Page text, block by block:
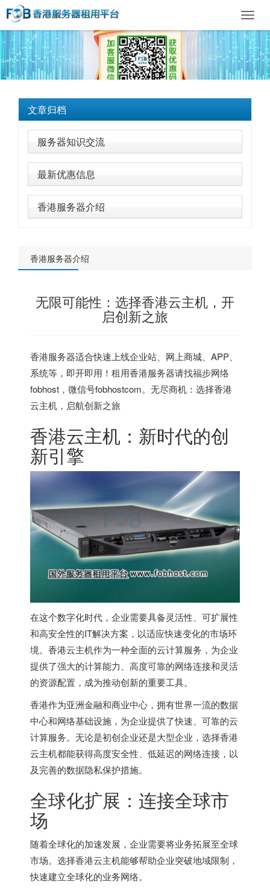
文章归档
服务器知识交流
最新优惠信息
香港服务器介绍
香港服务器介绍
无限可能性：选择香港云主机，开
启创新之旅
香港服务器适合快速上线企业站、网上商城、APP、
系统等，即开即用！租用香港服务器请找福步网络
fobhost，微信号fobhostcom。无尽商机：选择香港
云主机，启航创新之旅
香港云主机 ：新时代的创
新引擎
在这个数字化时代，企业需要具备灵活性、可扩展性
和高安全性的IT解决方案，以适应快速变化的市场环
境。香港云主机作为一种全面的云计算服务，为企业
提供了强大的计算能力、高度可靠的网络连接和灵活
的资源配置，成为推动创新的重要工具。
香港作为亚洲金融和商业中心，拥有世界一流的数据
中心和网络基础设施，为企业提供了快速、可靠的云
计算服务。无论是初创企业还是大型企业，选择香港
云主机都能获得高度安全性、低延迟的网络连接，以
及完善的数据隐私保护措施。
全球化扩展：连接全球市
场
随着全球化的加速发展，企业需要将业务拓展至全球
市场。选择香港云主机能够帮助企业突破地域限制，
快速建立全球化的业务网络。